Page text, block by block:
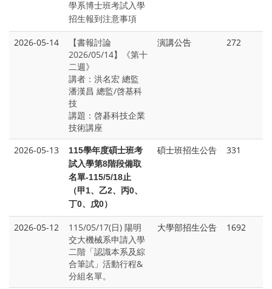
學系博士班考試入學
招生報到注意事項
2026-05-14
【書報討論
2026/05/14】《第十
二週》
講者：洪名宏 總監
潘漢昌 總監/啓基科
技
講題：啓碁科技企業
技術講座
演講公告 272
2026-05-13 115學年度碩士班考
試入學第8階段備取
名單-115/5/18止
（甲1、乙2、丙0、
丁0、戊0）
碩士班招生公告 331
2026-05-12
115/05/17(日) 陽明
交大機械系申請入學
二階「認識本系及綜
合筆試」活動行程&
分組名單。
大學部招生公告 1692